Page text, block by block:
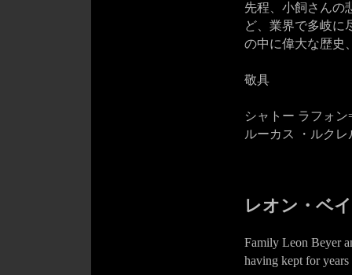
先程、小飼さんの
ど、業界で多岐に
の中に偉大な歴史
敬具
シャトー ラフォン
ルーカス ・ルクレ
レオン・ベ
Family Leon Beyer
having kept for